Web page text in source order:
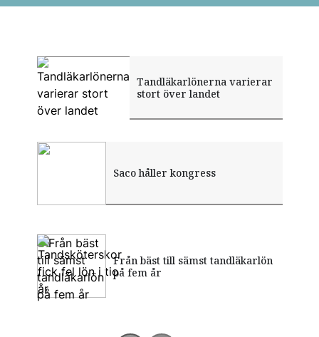
Tandläkarlönerna varierar
stort över landet
Saco håller kongress
Tandsköterskor fick fel lön i
tio år
Många faktorer styr
marknadsandelar
Från bäst till sämst tandläkarlön
på fem år